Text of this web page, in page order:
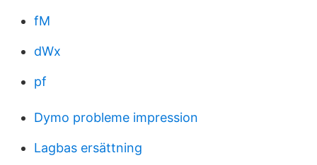
fM
dWx
pf
Dymo probleme impression
Lagbas ersättning